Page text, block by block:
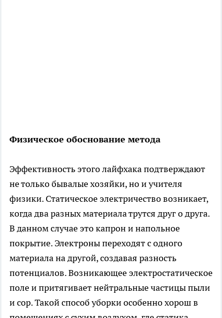
Физическое обоснование метода
Эффективность этого лайфхака подтверждают
не только бывалые хозяйки, но и учителя
физики. Статическое электричество возникает,
когда два разных материала трутся друг о друга.
В данном случае это капрон и напольное
покрытие. Электроны переходят с одного
материала на другой, создавая разность
потенциалов. Возникающее электростатическое
поле и притягивает нейтральные частицы пыли
и сор. Такой способ уборки особенно хорош в